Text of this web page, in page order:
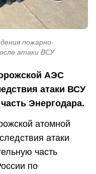
пожарно-
атаки ВСУ
АЭС
атаки ВСУ
Энергодара.
атомной
атаки
часть
по